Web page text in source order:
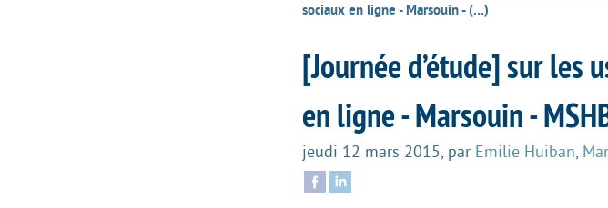
sociaux en ligne - Marsouin - (…)
[Journée d’étude] sur les
en ligne - Marsouin -
jeudi 12 mars 2015 par Emilie Huiban